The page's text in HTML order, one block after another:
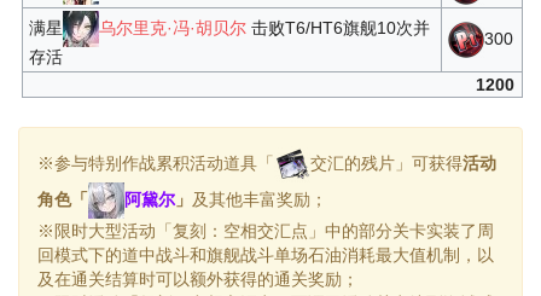
满星 乌尔里克·冯·胡贝尔 击败T6/HT6旗舰10次并
存活
300
1200
※参与特别作战累积活动道具「 交汇的残片」可获得活动
角色「
阿黛尔 」 及其他丰富奖励；
※限时大型活动「复刻：空相交汇点」中的部分关卡实装了周
回模式下的道中战斗和旗舰战斗单场石油消耗最大值机制，以
及在通关结算时可以额外获得的通关奖励；